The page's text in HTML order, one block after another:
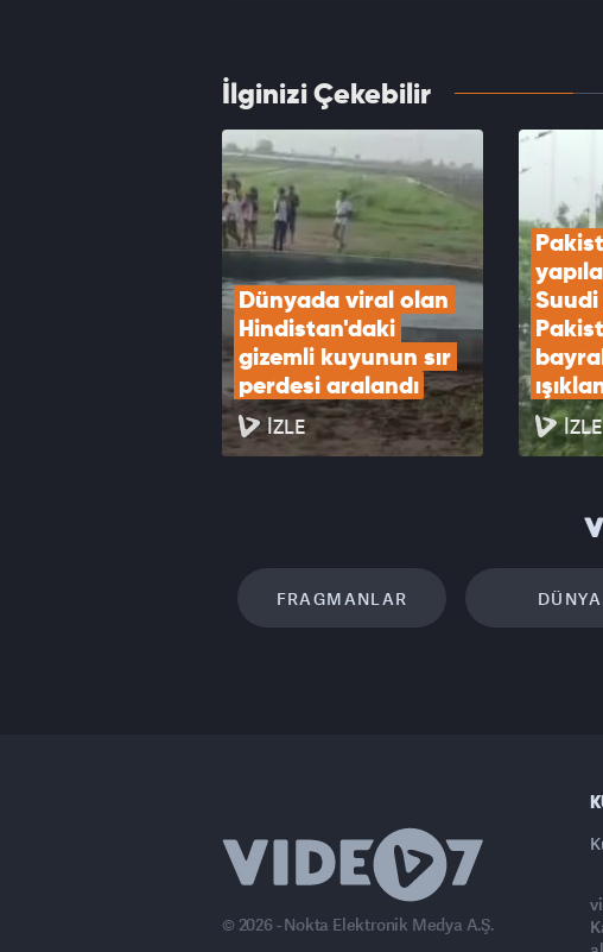
Hırsız camide
VIDEOYU İZLE
İlginizi Çekebilir
Dünyada viral olan
Hindistan'daki
gizemli kuyunun sır
perdesi aralandı
İZLE İZLE
FRAGMANLAR DÜNYA
© 2026 - Nokta Elektronik Medya A.Ş.